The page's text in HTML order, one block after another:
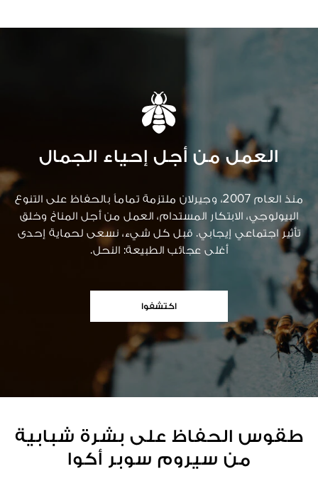
العمل من أجل إحياء الجمال
منذ العام 2007، وجيرلان ملتزمة تماماً بالحفاظ على التنوع
البيولوجي، الابتكار المستدام، العمل من أجل المناخ وخلق
تأثير اجتماعي إيجابي. قبل كل شيء، نسعى لحماية إحدى
أغلى عجائب الطبيعة: النحل.
اكتشفوا
طقوس الحفاظ على بشرة شبابية
من سيروم سوبر أكوا